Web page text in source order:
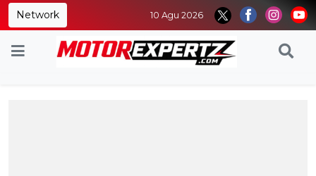
Network 10 Agu 2026